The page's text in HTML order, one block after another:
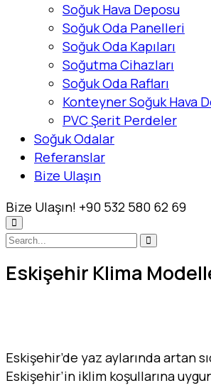
Soğuk Hava Deposu
Soğuk Oda Panelleri
Soğuk Oda Kapıları
Soğutma Cihazları
Soğuk Oda Rafları
Konteyner Soğuk Hava
PVC Şerit Perdeler
Soğuk Odalar
Referanslar
Bize Ulaşın
Bize Ulaşın! +90 532 580 62 69
Eskişehir Klima
Eskişehir’de yaz aylarında artan
Eskişehir’in iklim koşullarına